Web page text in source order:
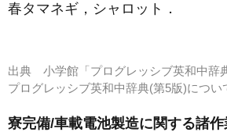
春タマネギ，シャロット ．
出典 小学館「プログレッシブ英和中辞
プログレッシブ英和中辞典(第5版)につ
寮完備/車載電池製造に関する諸